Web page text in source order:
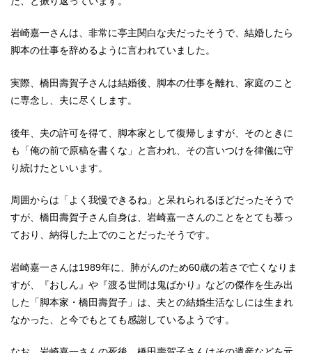
岩崎嘉一さんは、非常に亭主関白な夫だったそうで、結婚したら
脚本の仕事を辞めるように言われていました。
実際、橋田壽賀子さんは結婚後、脚本の仕事を離れ、家庭のこと
に専念し、夫に尽くします。
後年、夫の許可を得て、脚本家として復帰しますが、そのときに
も「俺の前で原稿を書くな」と言われ、その言いつけを律儀に守
り続けたといいます。
周囲からは「よく我慢できるね」と呆れられるほどだったそうで
すが、橋田壽賀子さん自身は、岩崎嘉一さんのことをとても慕っ
ており、納得した上でのことだったそうです。
岩崎嘉一さんは1989年に、肺がんのため60歳の若さで亡くなりま
すが、『おしん』や『渡る世間は鬼ばかり』などの傑作を生み出
した「脚本家・橋田壽賀子」は、夫との結婚生活なしには生まれ
なかった、と今でもとても感謝しているようです。